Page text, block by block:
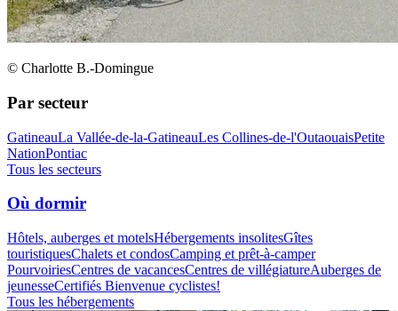
© Charlotte B.-Domingue
Par secteur
GatineauLa Vallée-de-la-GatineauLes Collines-de-l'OutaouaisPetite
NationPontiac
Tous les secteurs
Où dormir
Hôtels, auberges et motelsHébergements insolitesGîtes
touristiquesChalets et condosCamping et prêt-à-camper
PourvoiriesCentres de vacancesCentres de villégiatureAuberges de
jeunesseCertifiés Bienvenue cyclistes!
Tous les hébergements